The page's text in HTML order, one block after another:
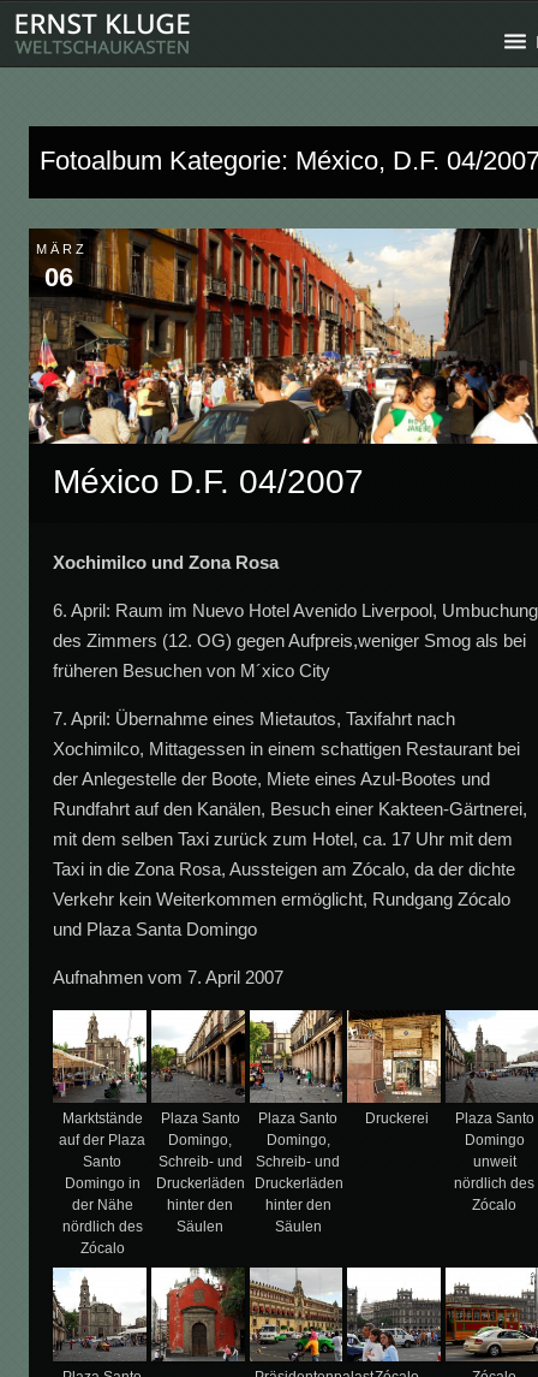
Fotoalbum Kategorie: México, D.F. 04/
MÄRZ
06
México D.F. 04/2007
Xochimilco und Zona Rosa
6. April: Raum im Nuevo Hotel Avenido Liverpool, Umbuchung
des Zimmers (12. OG) gegen Aufpreis,weniger Smog als bei
früheren Besuchen von M´xico City
7. April: Übernahme eines Mietautos, Taxifahrt nach
Xochimilco, Mittagessen in einem schattigen Restaurant bei
der Anlegestelle der Boote, Miete eines Azul-Bootes und
Rundfahrt auf den Kanälen, Besuch einer Kakteen-Gärtnerei,
mit dem selben Taxi zurück zum Hotel, ca. 17 Uhr mit dem
Taxi in die Zona Rosa, Aussteigen am Zócalo, da der dichte
Verkehr kein Weiterkommen ermöglicht, Rundgang Zócalo
und Plaza Santa Domingo
Aufnahmen vom 7. April 2007
Marktstände
auf der Plaza
Santo
Domingo in
der Nähe
nördlich des
Zócalo
Plaza Santo
Domingo,
Schreib- und
Druckerläden
hinter den
Säulen
Plaza Santo
Domingo,
Schreib- und
Druckerläden
hinter den
Säulen
Druckerei
Plaza Santo
Domingo
unweit
nördlich des
Zócalo